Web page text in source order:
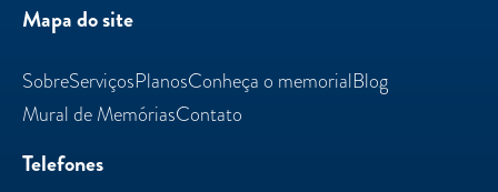
Mapa do site
SobreServiçosPlanosConheça o memorialBlog
Mural de MemóriasContato
Telefones